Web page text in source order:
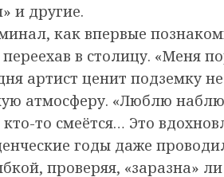
и другие.
как впервые
в столицу. «Меня
артист ценит подземку
атмосферу. «Люблю
то смеётся… Это
годы даже
проверяя, «заразна»